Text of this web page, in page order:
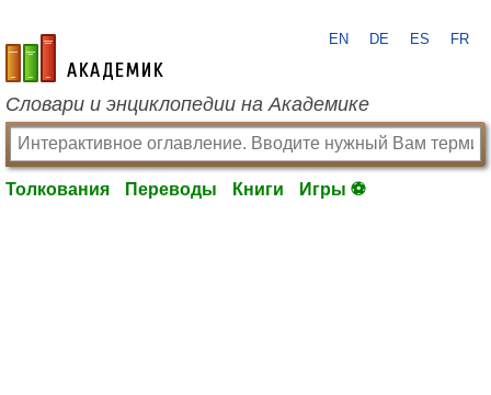
academic.ru
EN DE ES FR
Словари и энциклопедии на Академике
Толкования Переводы Книги Игры ⚽